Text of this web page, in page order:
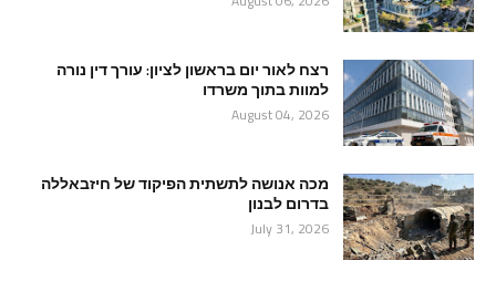
רצח לאור יום בראשון לציון: עורך דין נורה
למוות בתוך משרדו
August 04, 2026
מכה אנושה לתשתית הפיקוד של חיזבאללה
בדרום לבנון
July 31, 2026